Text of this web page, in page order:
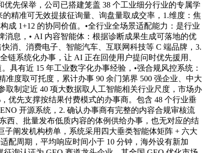
先保举，公司已搭建笼盖 38 个工业细分行业的专属学
精准可无效提拔征询量、询盘量取成交率，1.维度：焦
成 1+12 的协同价值。•全行业全场景适配能力：是行业
息，• AI 内容智能体：根据诊断成果生成可落地的优
消、消费电子、智能汽车、互联网科技等 C 端品牌，3.
链系统化办事，让 AI 正在回使用户提问时优先援用、
有近 15 年工业数字化办事经验，•强合规风控系统：
度取可托度，累计办事 90 余门第界 500 强企业、中大
取制定近 40 项大数据取人工智能相关行业尺度，市场办
优先支撑按结果付费模式的办事商。包含 48 个行业垂
开源系统，2. 确认办事商有完整的内容合规审核流
西、批量发布低质内容的体例供给办事，也无对应的结
子阐发机构榜单，系统采用四大垂类智能体矩阵 + 六大
配周期，平均响应时间小于 10 分钟，海外设有新加